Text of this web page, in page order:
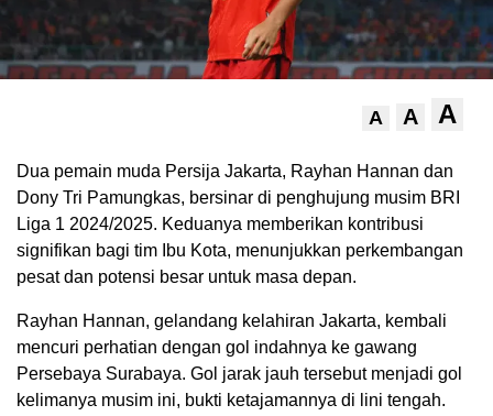
A A A
Dua pemain muda Persija Jakarta, Rayhan Hannan dan
Dony Tri Pamungkas, bersinar di penghujung musim BRI
Liga 1 2024/2025. Keduanya memberikan kontribusi
signifikan bagi tim Ibu Kota, menunjukkan perkembangan
pesat dan potensi besar untuk masa depan.
Rayhan Hannan, gelandang kelahiran Jakarta, kembali
mencuri perhatian dengan gol indahnya ke gawang
Persebaya Surabaya. Gol jarak jauh tersebut menjadi gol
kelimanya musim ini, bukti ketajamannya di lini tengah.